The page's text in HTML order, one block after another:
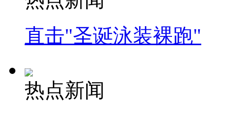
直击"圣诞泳装裸跑"
热点新闻